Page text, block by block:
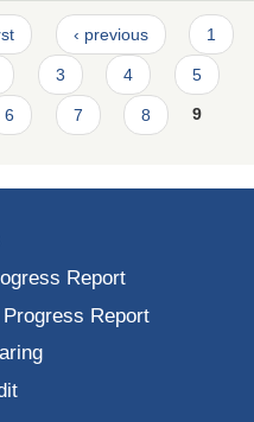
‹ previous 1
3 4 5
6 7 8 9
Report
Report